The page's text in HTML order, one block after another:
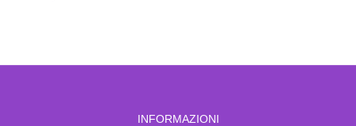
INFORMAZIONI